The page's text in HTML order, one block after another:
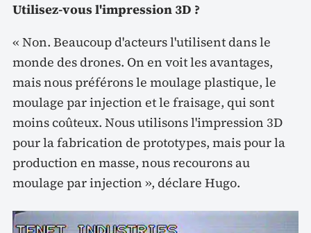
Utilisez-vous l'impression 3D ?
« Non. Beaucoup d'acteurs l'utilisent dans le
monde des drones. On en voit les avantages,
mais nous préférons le moulage plastique, le
moulage par injection et le fraisage, qui sont
moins coûteux. Nous utilisons l'impression 3D
pour la fabrication de prototypes, mais pour la
production en masse, nous recourons au
moulage par injection », déclare Hugo.